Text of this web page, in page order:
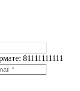
81111111111